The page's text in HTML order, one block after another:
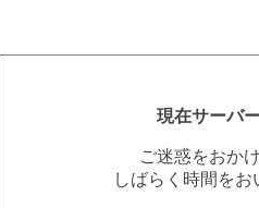
現在サーバ
ご迷惑をおか
しばらく時間を